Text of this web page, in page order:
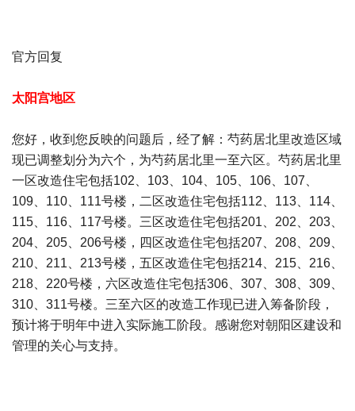
官方回复
太阳宫地区
您好，收到您反映的问题后，经了解：芍药居北里改造区域
现已调整划分为六个，为芍药居北里一至六区。芍药居北里
一区改造住宅包括102、103、104、105、106、107、
109、110、111号楼，二区改造住宅包括112、113、114、
115、116、117号楼。三区改造住宅包括201、202、203、
204、205、206号楼，四区改造住宅包括207、208、209、
210、211、213号楼，五区改造住宅包括214、215、216、
218、220号楼，六区改造住宅包括306、307、308、309、
310、311号楼。三至六区的改造工作现已进入筹备阶段，
预计将于明年中进入实际施工阶段。感谢您对朝阳区建设和
管理的关心与支持。